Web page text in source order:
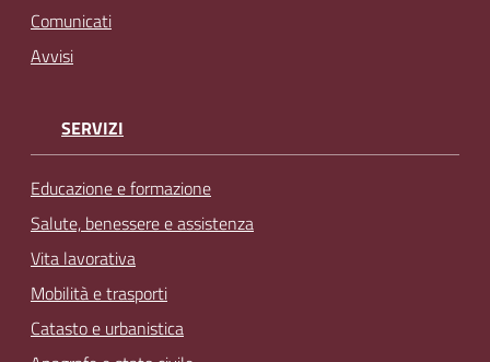
Comunicati
Avvisi
SERVIZI
Educazione e formazione
Salute, benessere e assistenza
Vita lavorativa
Mobilità e trasporti
Catasto e urbanistica